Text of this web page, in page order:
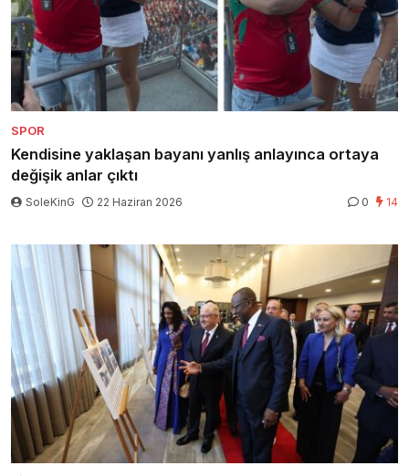
SPOR
Kendisine yaklaşan bayanı yanlış anlayınca ortaya
değişik anlar çıktı
SoleKinG 22 Haziran 2026 0 14